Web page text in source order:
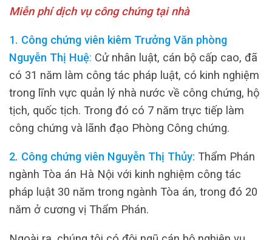
Miễn phí dịch vụ công chứng tại nhà
1. Công chứng viên kiêm Trưởng Văn phòng
Nguyễn Thị Huệ: Cử nhân luật, cán bộ cấp cao, đã
có 31 năm làm công tác pháp luật, có kinh nghiệm
trong lĩnh vực quản lý nhà nước về công chứng, hộ
tịch, quốc tịch. Trong đó có 7 năm trực tiếp làm
công chứng và lãnh đạo Phòng Công chứng.
2. Công chứng viên Nguyễn Thị Thủy: Thẩm Phán
ngành Tòa án Hà Nội với kinh nghiệm công tác
pháp luật 30 năm trong ngành Tòa án, trong đó 20
năm ở cương vị Thẩm Phán.